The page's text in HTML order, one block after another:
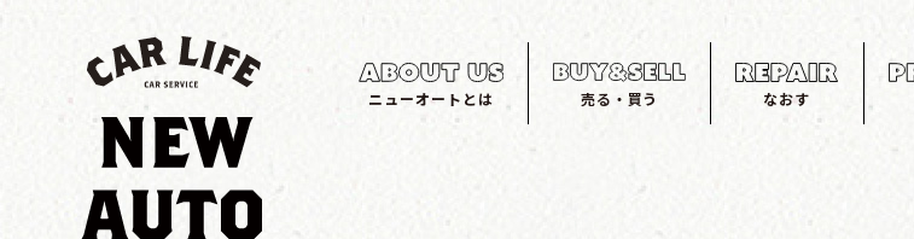
ニューオートとは 売る・買う なおす